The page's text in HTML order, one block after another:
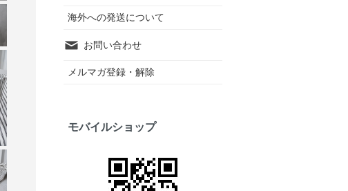
海外への発送について
お問い合わせ
メルマガ登録・解除
モバイルショップ